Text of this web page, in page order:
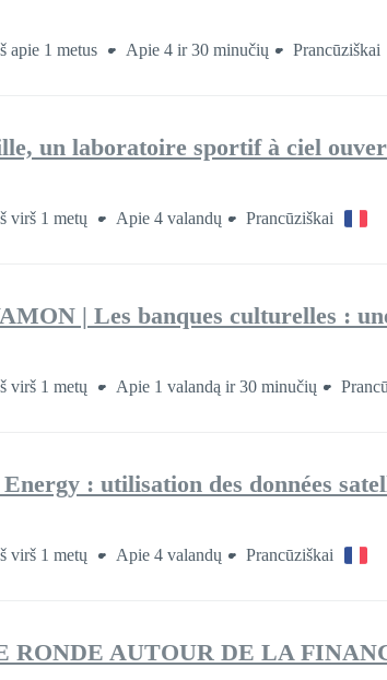
apie 1 metus Apie 4 ir 30 minučių Prancūziškai
un laboratoire sportif à ciel
virš 1 metų Apie 4 valandų Prancūziškai
| Les banques culturelles :
virš 1 metų Apie 1 valandą ir 30 minučių
: utilisation des données
virš 1 metų Apie 4 valandų Prancūziškai
RONDE AUTOUR DE LA